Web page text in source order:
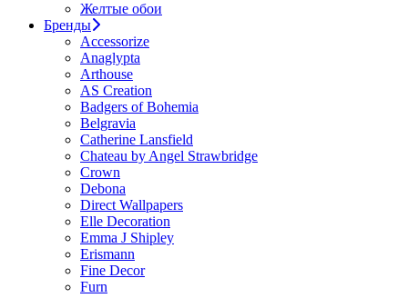
Желтые обои
Бренды
Accessorize
Anaglypta
Arthouse
AS Creation
Badgers of Bohemia
Belgravia
Catherine Lansfield
Chateau by Angel Strawbridge
Crown
Debona
Direct Wallpapers
Elle Decoration
Emma J Shipley
Erismann
Fine Decor
Furn